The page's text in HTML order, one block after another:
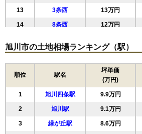
13 3条西 13万円
14 8条西 12万円
16 6条西 12万円
12万円
12万円
19 7条西 12万円
20 南6条通 11万円
21 南8条通 11万円
旭川市の土地相場ランキング（駅）
順位 駅名
坪単価
(万円)
1 旭川四条駅 9.9万円
2 旭川駅 9.1万円
3 緑が丘駅 8.6万円